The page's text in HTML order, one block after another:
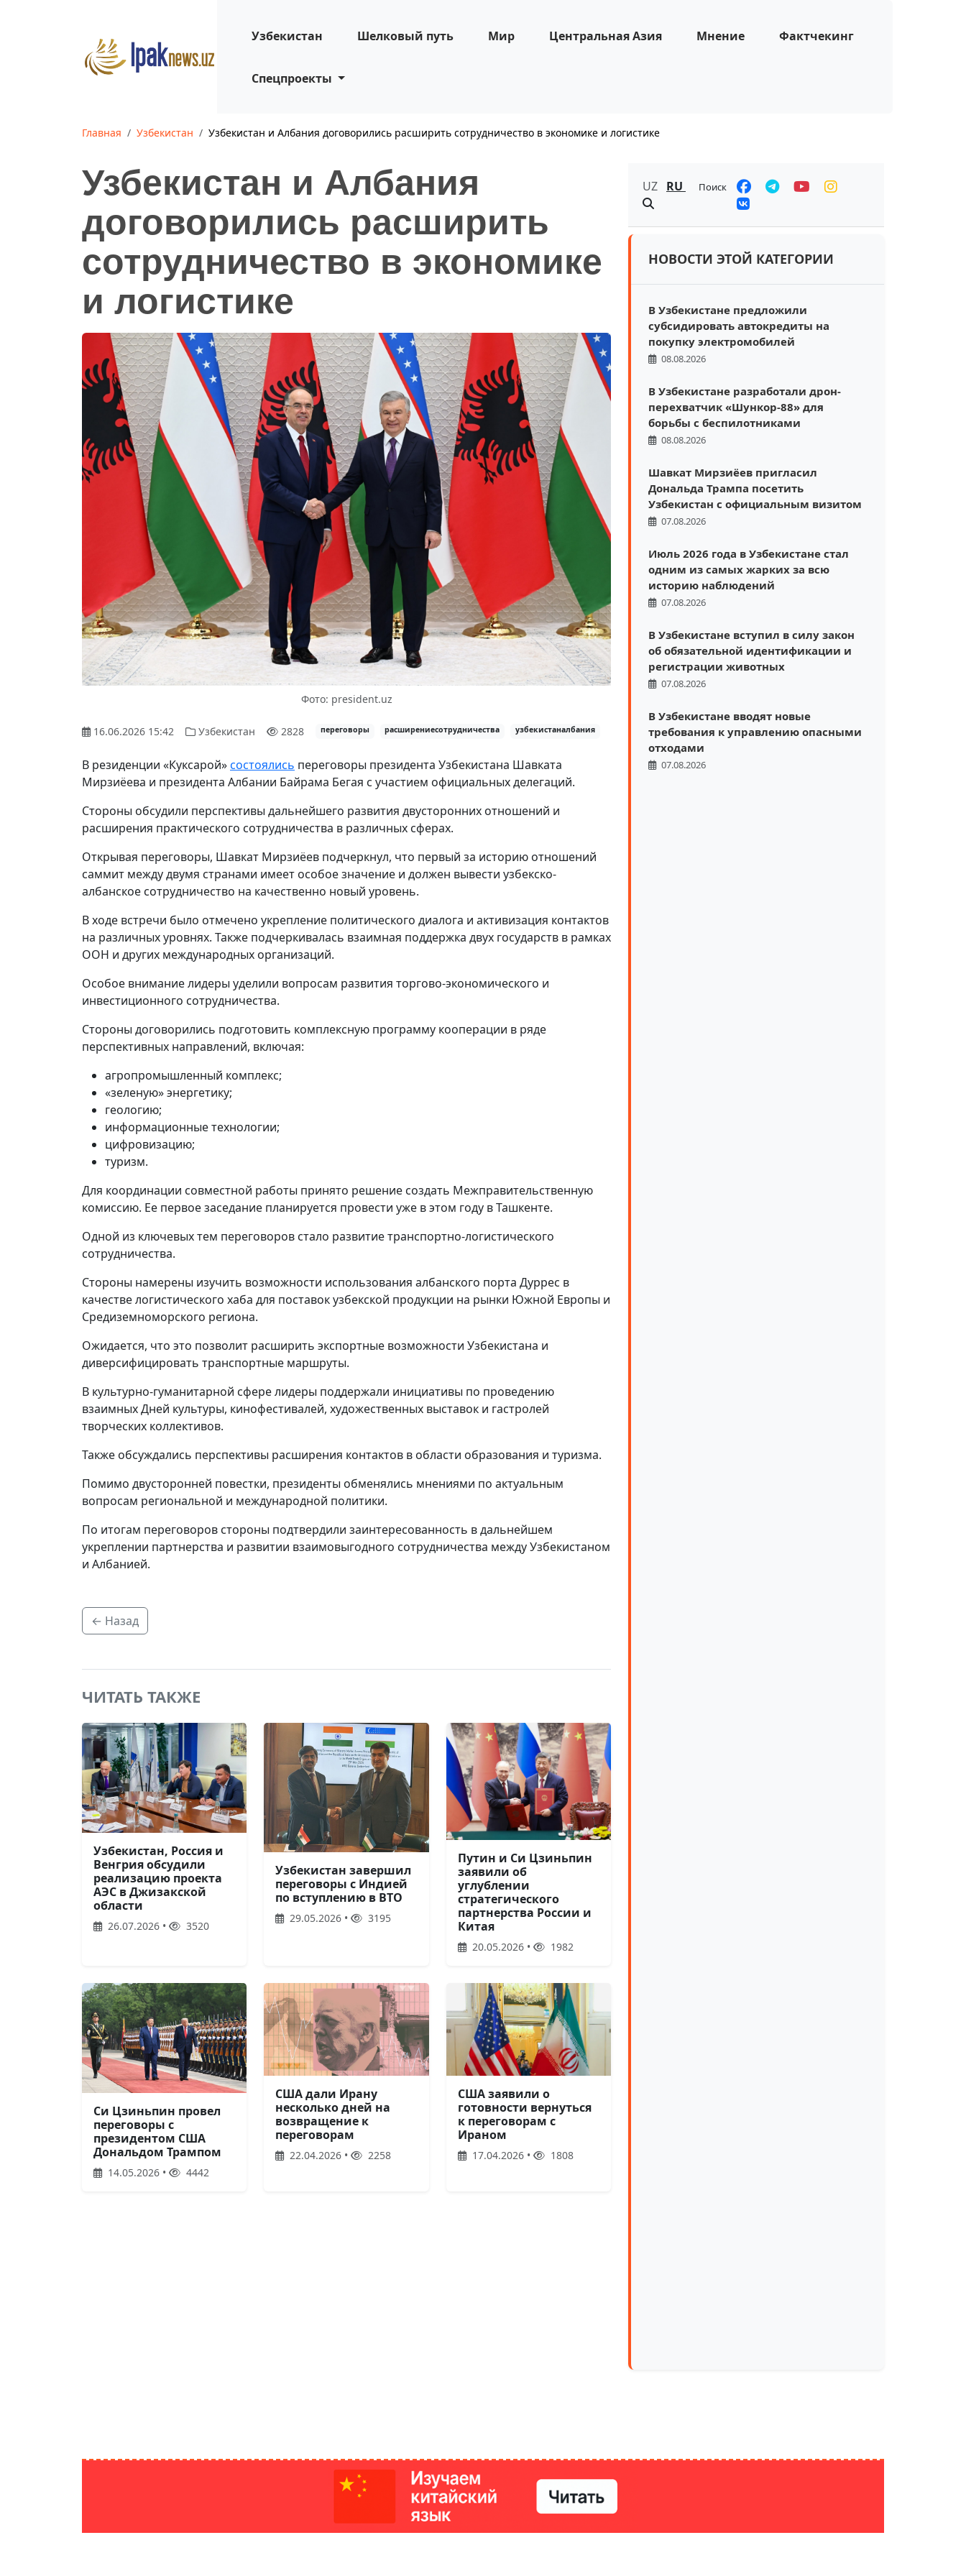
Узбекистан Шелковый путь Мир Центральная Азия Мнение Фактчекинг
Спецпроекты
Главная Узбекистан Узбекистан и Албания договорились расширить сотрудничество в экономике и логистике
Узбекистан и Албания
договорились расширить
сотрудничество в экономике
и логистике
Фото: president.uz
16.06.2026 15:42 Узбекистан 2828 переговоры расширениесотрудничества узбекистаналбания
В резиденции «Куксарой»состоялись переговоры президента Узбекистана Шавката
Мирзиёева и президента Албании Байрама Бегая с участием официальных делегаций.
Стороны обсудили перспективы дальнейшего развития двусторонних отношений и
расширения практического сотрудничества в различных сферах.
Открывая переговоры, Шавкат Мирзиёев подчеркнул, что первый за историю отношений
саммит между двумя странами имеет особое значение и должен вывести узбекско-
албанское сотрудничество на качественно новый уровень.
В ходе встречи было отмечено укрепление политического диалога и активизация контактов
на различных уровнях. Также подчеркивалась взаимная поддержка двух государств в рамках
ООН и других международных организаций.
Особое внимание лидеры уделили вопросам развития торгово-экономического и
инвестиционного сотрудничества.
Стороны договорились подготовить комплексную программу кооперации в ряде
перспективных направлений, включая:
агропромышленный комплекс;
«зеленую» энергетику;
геологию;
информационные технологии;
цифровизацию;
туризм.
Для координации совместной работы принято решение создать Межправительственную
комиссию. Ее первое заседание планируется провести уже в этом году в Ташкенте.
Одной из ключевых тем переговоров стало развитие транспортно-логистического
сотрудничества.
Стороны намерены изучить возможности использования албанского порта Дуррес в
качестве логистического хаба для поставок узбекской продукции на рынки Южной Европы и
Средиземноморского региона.
Ожидается, что это позволит расширить экспортные возможности Узбекистана и
диверсифицировать транспортные маршруты.
В культурно-гуманитарной сфере лидеры поддержали инициативы по проведению
взаимных Дней культуры, кинофестивалей, художественных выставок и гастролей
творческих коллективов.
Также обсуждались перспективы расширения контактов в области образования и туризма.
Помимо двусторонней повестки, президенты обменялись мнениями по актуальным
вопросам региональной и международной политики.
По итогам переговоров стороны подтвердили заинтересованность в дальнейшем
укреплении партнерства и развитии взаимовыгодного сотрудничества между Узбекистаном
и Албанией.
← Назад
ЧИТАТЬ ТАКЖЕ
Узбекистан, Россия и
Венгрия обсудили
реализацию проекта
АЭС в Джизакской
области
26.07.2026 • 3520
Узбекистан завершил
переговоры с Индией
по вступлению в ВТО
29.05.2026 • 3195
Путин и Си Цзиньпин
заявили об
углублении
стратегического
партнерства России и
Китая
20.05.2026 • 1982
Си Цзиньпин провел
переговоры с
президентом США
Дональдом Трампом
14.05.2026 • 4442
США дали Ирану
несколько дней на
возвращение к
переговорам
22.04.2026 • 2258
США заявили о
готовности вернуться
к переговорам с
Ираном
17.04.2026 • 1808
UZ RU Поиск
НОВОСТИ ЭТОЙ КАТЕГОРИИ
В Узбекистане предложили
субсидировать автокредиты на
покупку электромобилей
08.08.2026
В Узбекистане разработали дрон-
перехватчик «Шункор-88» для
борьбы с беспилотниками
08.08.2026
Шавкат Мирзиёев пригласил
Дональда Трампа посетить
Узбекистан с официальным визитом
07.08.2026
Июль 2026 года в Узбекистане стал
одним из самых жарких за всю
историю наблюдений
07.08.2026
В Узбекистане вступил в силу закон
об обязательной идентификации и
регистрации животных
07.08.2026
В Узбекистане вводят новые
требования к управлению опасными
отходами
07.08.2026